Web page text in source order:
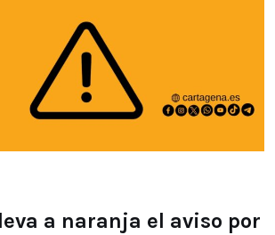
a naranja el aviso por